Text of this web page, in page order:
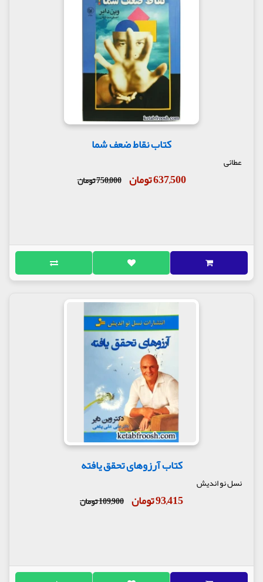
کتاب نقاط ضعف شما
عطائی
637,500 تومان 750,000 تومان
کتاب آرزوهای تحقق یافته
نسل نو اندیش
93,415 تومان 109,900 تومان